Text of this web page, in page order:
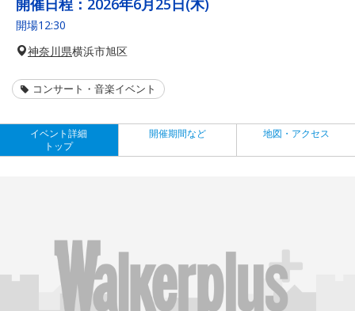
開場12:30
神奈川県横浜市旭区
コンサート・音楽イベント
イベント詳細
トップ
開催期間など 地図・アクセス